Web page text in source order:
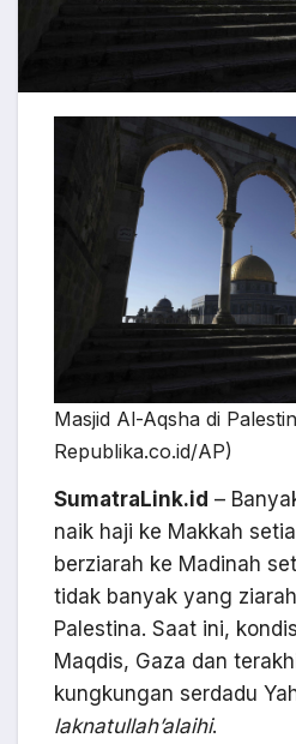
Masjid Al-Aqsha di
Republika.co.id/AP)
SumatraLink.id –
naik haji ke Makkah
berziarah ke Madinah
tidak banyak yang
Palestina. Saat ini,
Maqdis, Gaza dan
kungkungan serdadu
laknatullah’alaihi.